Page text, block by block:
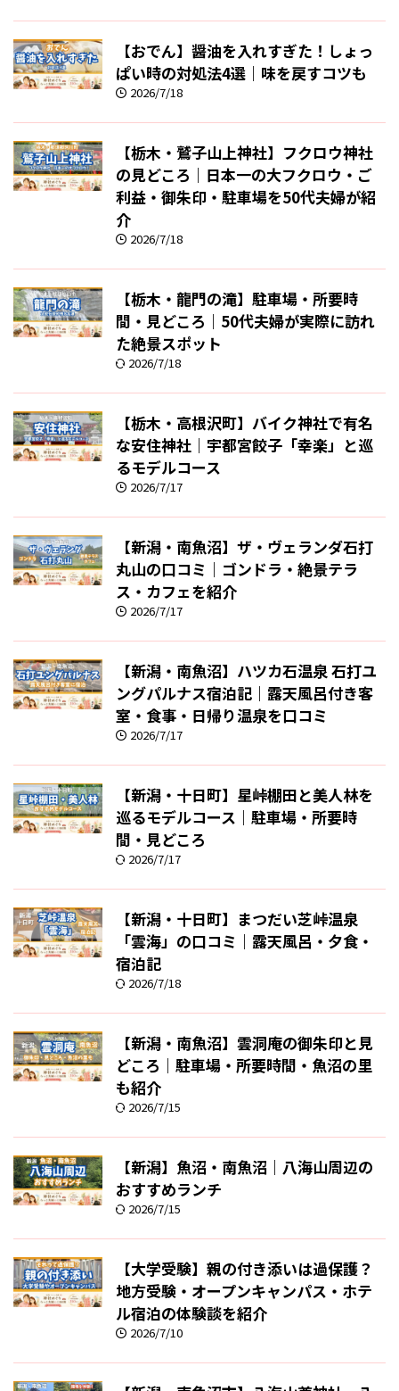
【おでん】醤油を入れすぎた！しょっ
ぱい時の対処法4選｜味を戻すコツも
2026/7/18
【栃木・鷲子山上神社】フクロウ神社
の見どころ｜日本一の大フクロウ・ご
利益・御朱印・駐車場を50代夫婦が紹
介
2026/7/18
【栃木・龍門の滝】駐車場・所要時
間・見どころ｜50代夫婦が実際に訪れ
た絶景スポット
2026/7/18
【栃木・高根沢町】バイク神社で有名
な安住神社｜宇都宮餃子「幸楽」と巡
るモデルコース
2026/7/17
【新潟・南魚沼】ザ・ヴェランダ石打
丸山の口コミ｜ゴンドラ・絶景テラ
ス・カフェを紹介
2026/7/17
【新潟・南魚沼】ハツカ石温泉 石打ユ
ングパルナス宿泊記｜露天風呂付き客
室・食事・日帰り温泉を口コミ
2026/7/17
【新潟・十日町】星峠棚田と美人林を
巡るモデルコース｜駐車場・所要時
間・見どころ
2026/7/17
【新潟・十日町】まつだい芝峠温泉
「雲海」の口コミ｜露天風呂・夕食・
宿泊記
2026/7/18
【新潟・南魚沼】雲洞庵の御朱印と見
どころ｜駐車場・所要時間・魚沼の里
も紹介
2026/7/15
【新潟】魚沼・南魚沼｜八海山周辺の
おすすめランチ
2026/7/15
【大学受験】親の付き添いは過保護？
地方受験・オープンキャンパス・ホテ
ル宿泊の体験談を紹介
2026/7/10